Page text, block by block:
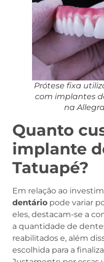
Prótese fixa
com implantes
na
Quanto
implante
Tatuapé?
Em relação ao
dentário pode variar
eles, destacam-se a
a quantidade de
reabilitados e, além
escolhida para a